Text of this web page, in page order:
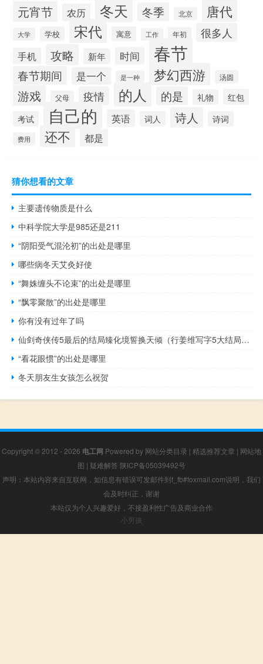
元宵节 农历 冬天 冬季 北京 唐代
大学 学校 宋代 寓意 工作 年初 很多人
手机 攻略 新年 时间 春节
春节期间 是一个 是一种 梦幻西游 汤圆
游戏 父母 疫情 的人 的是 礼物 红包
考试 自己的 英语 词人 诗人 诗词
费用 还不 都是
猜你想看的文章
主要遗传物质是什么
中科学院大学是985还是211
“阴阳受气混沦初”的出处是哪里
哪些病冬天艾灸好使
“舞姝缠头不论束”的出处是哪里
“飘零聚散”的出处是哪里
你有没有过年了吗
仙剑奇侠传5最后的结局臻化境誓换天倾（行姜维写字5大结局动画图解）
“看花眼惯”的出处是哪里
冬天朋友生女孩怎么祝贺
Copyright © 2012 - 2026 电工网 Powered by 网站分类目录 | 精选推荐文章 | 网站地
图 | 疑难解答 陕ICP备05039492号
声明：本站内容来自互联网，如信息有错误可发邮件到f_fb#foxmail.com说明，我们
会及时纠正，谢谢
本站仅为个人兴趣爱好，不接盈利性广告及商业合作
小男孩